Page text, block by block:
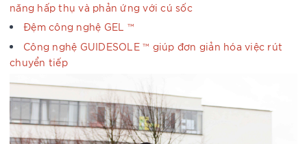
năng hấp thụ và phản ứng với cú sốc
Đệm công nghệ GEL ™
Công nghệ GUIDESOLE ™ giúp đơn giản hóa việc rút
chuyển tiếp